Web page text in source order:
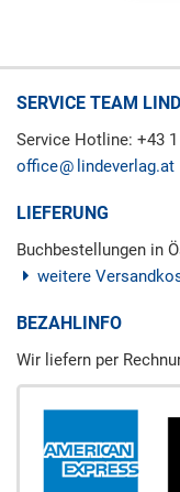
SERVICE TEAM
Service Hotline: +43
office
lindeverlag.at
LIEFERUNG
Buchbestellungen in
weitere
BEZAHLINFO
Wir liefern per